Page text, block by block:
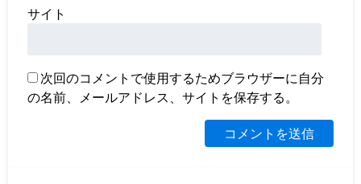
サイト
次回のコメントで使用するためブラウザーに自分
の名前、メールアドレス、サイトを保存する。